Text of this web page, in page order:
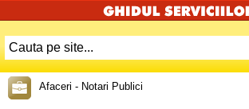
Afaceri - Notari Publici